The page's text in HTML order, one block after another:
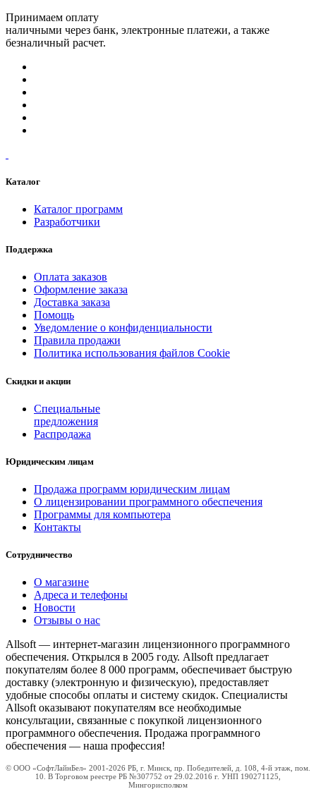
Принимаем оплату
наличными через банк, электронные платежи, а также
безналичный расчет.
Каталог
Каталог программ
Разработчики
Поддержка
Оплата заказов
Оформление заказа
Доставка заказа
Помощь
Уведомление о конфиденциальности
Правила продажи
Политика использования файлов Cookie
Скидки и акции
Специальные
предложения
Распродажа
Юридическим лицам
Продажа программ юридическим лицам
О лицензировании программного обеспечения
Программы для компьютера
Контакты
Сотрудничество
О магазине
Адреса и телефоны
Новости
Отзывы о нас
Allsoft — интернет-магазин лицензионного программного
обеспечения. Открылся в 2005 году. Allsoft предлагает
покупателям более 8 000 программ, обеспечивает быструю
доставку (электронную и физическую), предоставляет
удобные способы оплаты и систему скидок. Специалисты
Allsoft оказывают покупателям все необходимые
консультации, связанные с покупкой лицензионного
программного обеспечения. Продажа программного
обеспечения — наша профессия!
© ООО «СофтЛайнБел» 2001-2026 РБ, г. Минск, пр. Победителей, д. 108, 4-й этаж, пом.
10. В Торговом реестре РБ №307752 от 29.02.2016 г. УНП 190271125,
Мингорисполком